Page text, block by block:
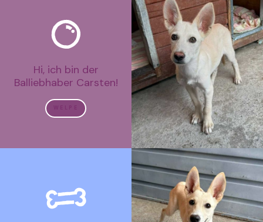
Hi, ich bin der
Balliebhaber Carsten!